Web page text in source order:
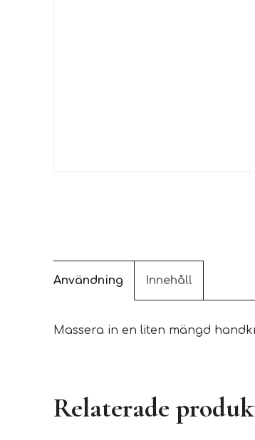
Användning Innehåll
Massera in en liten mängd
Relaterade